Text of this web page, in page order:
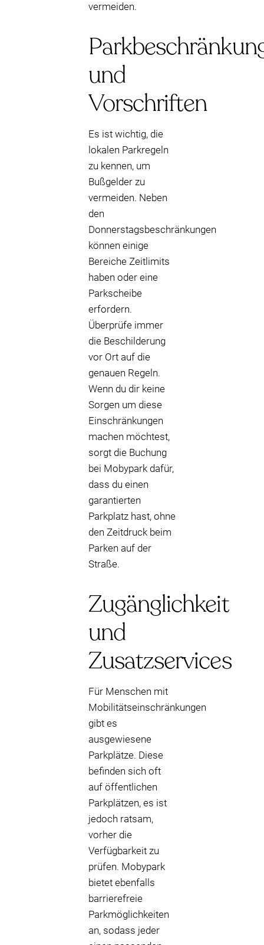
vermeiden.
und
Vorschriften
Es ist wichtig, die
lokalen Parkregeln
zu kennen, um
Bußgelder zu
vermeiden. Neben
den
Donnerstagsbeschränkungen
können einige
Bereiche Zeitlimits
haben oder eine
Parkscheibe
erfordern.
Überprüfe immer
die Beschilderung
vor Ort auf die
genauen Regeln.
Wenn du dir keine
Sorgen um diese
Einschränkungen
machen möchtest,
sorgt die Buchung
bei Mobypark dafür,
dass du einen
garantierten
Parkplatz hast, ohne
den Zeitdruck beim
Parken auf der
Straße.
Zugänglichkeit
und
Zusatzservices
Für Menschen mit
Mobilitätseinschränkungen
gibt es
ausgewiesene
Parkplätze. Diese
befinden sich oft
auf öffentlichen
Parkplätzen, es ist
jedoch ratsam,
vorher die
Verfügbarkeit zu
prüfen. Mobypark
bietet ebenfalls
barrierefreie
Parkmöglichkeiten
an, sodass jeder